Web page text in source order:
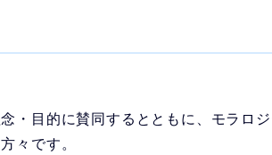
・目的に賛同するとともに、モラロ
々です。